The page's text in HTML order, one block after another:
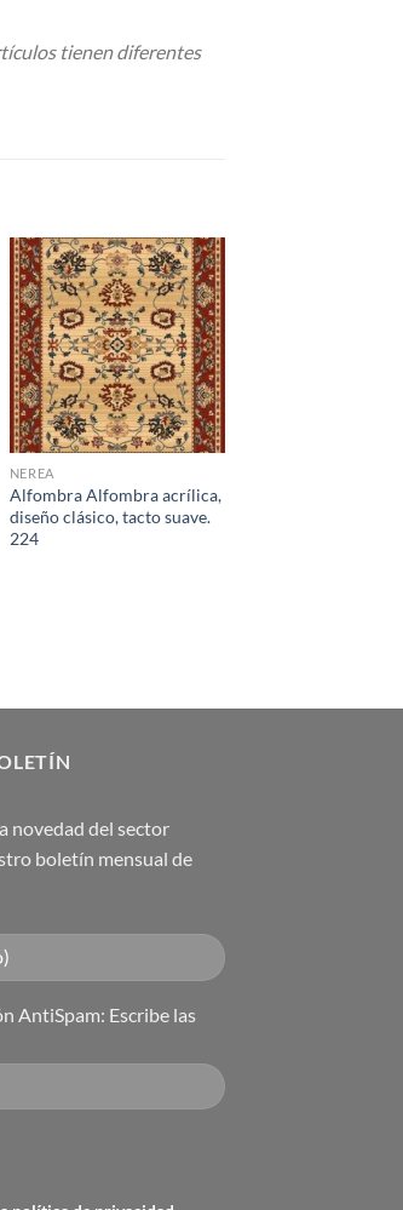
tienen diferentes
NEREA
Alfombra Alfombra acrílica,
diseño clásico, tacto suave.
224
novedad del sector
boletín mensual de
AntiSpam: Escribe las